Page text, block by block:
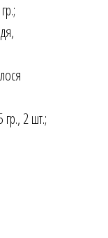
2 шт.;